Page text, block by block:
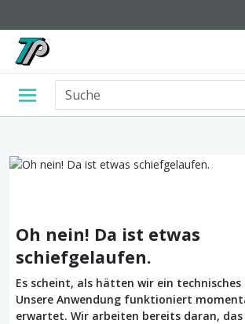
Oh nein! Da ist etwas
schiefgelaufen.
Es scheint, als hätten wir ein technisches
Unsere Anwendung funktioniert
erwartet. Wir arbeiten bereits daran, das